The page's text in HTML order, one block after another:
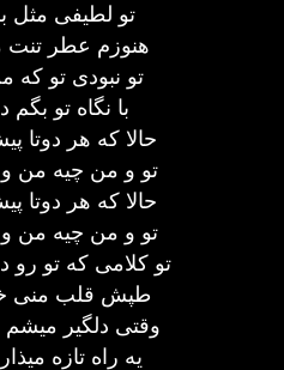
تو لطیفی مثل
هنوزم عطر تنت
تو نبودی تو که
با نگاه تو بگم
حالا که هر دوتا
تو و من چیه من
حالا که هر دوتا
تو و من چیه من
تو کلامی که تو رو
طپش قلب منی
وقتی دلگیر
یه راه تازه